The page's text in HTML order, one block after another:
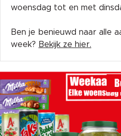
woensdag tot en met
Ben je benieuwd naar alle
week? Bekijk ze hier.